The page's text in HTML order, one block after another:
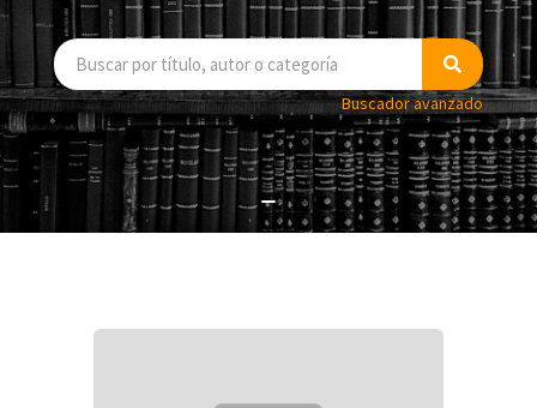
Buscador avanzado